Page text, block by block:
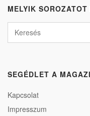
MELYIK SOROZATOT
SEGÉDLET A
Kapcsolat
Impresszum